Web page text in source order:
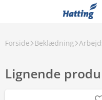
Forside Beklædning
Lignende